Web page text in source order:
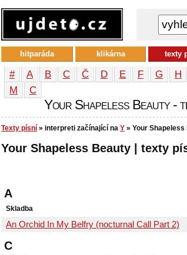
# A B C Č D E F G H
М
С
Your Shapeless Beauty -
Texty písní » interpreti začínající na Y » Your Shapeless
Your Shapeless Beauty | texty
A
Skladba
An Orchid In My Belfry (nocturnal Call Part 2)
C
hitparáda klikárna texty